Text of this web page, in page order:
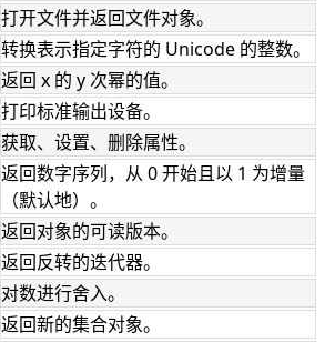
打开文件并返回文件对象。
转换表示指定字符的 Unicode 的整数。
返回 x 的 y 次幂的值。
打印标准输出设备。
获取、设置、删除属性。
返回数字序列，从 0 开始且以 1 为增量
（默认地）。
返回对象的可读版本。
返回反转的迭代器。
对数进行舍入。
返回新的集合对象。